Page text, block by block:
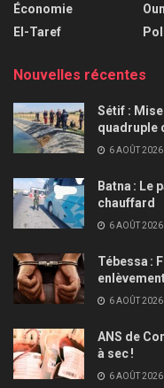
Économie
El-Taref
Nouvelles récentes
Sétif :
quadruple
6 AOÛT 2026
Batna : Le
chauffard
6 AOÛT 2026
Tébessa :
6 AOÛT 2026
ANS de
à sec !
6 AOÛT 2026